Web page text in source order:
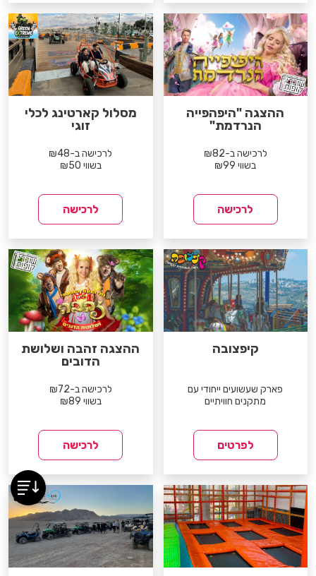
ההצגה "היפהפייה
הנרדמת"
לרכישה ב-₪82
בשווי ₪99
לרכישה
מסלול קארטינג לכלי
זוגי
לרכישה ב-₪48
בשווי ₪50
לרכישה
קיפצובה
פארק שעשועים ייחודי עם
מתקנים חוויתיים
לפרטים
ההצגה זהבה ושלושת
הדובים
לרכישה ב-₪72
בשווי ₪89
לרכישה